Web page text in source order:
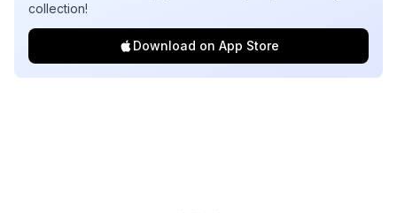
collection!
Download on App Store